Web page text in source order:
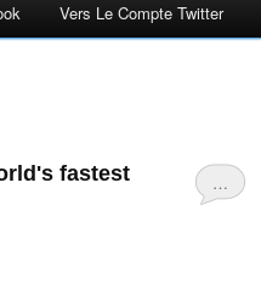
Vers Le Compte Twitter
…
fastest